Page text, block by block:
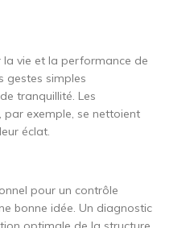
la vie et la performance de
gestes simples
tranquillité. Les
par exemple, se nettoient
éclat.
pour un contrôle
bonne idée. Un diagnostic